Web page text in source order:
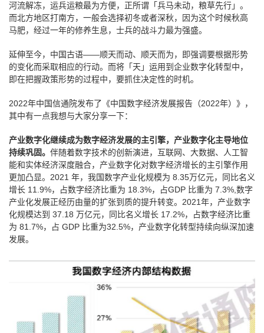
河流解冻，运兵运粮最为方便，正所谓「兵马未动，粮草先行」。
而北方地区打南方，一般会选择初冬或者深秋，因为这个时候秋高
马肥，经过一年的修养生息，士兵的战斗力最为强盛。
延伸至今，中国古语——顺天而动、顺天而为，即强调要根据形势
的变化而采取相应的行动。而将「天」运用到企业数字化转型中，
即在把握政策形势的过程中，要抓住决定性的时机。
2022年中国信通院发布了《中国数字经济发展报告（2022年）》，
其中有一点我想与大家分享一下：
产业数字化继续成为数字经济发展的主引擎，产业数字化主导地位
持续巩固。 伴随着数字技术的创新演进，互联网、大数据、人工智
能和实体经济深度融合，产业数字化对数字经济增长的主引擎作用
更加凸显。2021 年，我国数字产业化规模为 8.35万亿元，同比名义
增长 11.9%，占数字经济比重为 18.3%，占GDP 比重为 7.3%,数字
产业化发展正经历由量的扩张到质的提升转变。2021年，产业数字
化规模达到 37.18 万亿元，同比名义增长 17.2%，占数字经济比重
为 81.7%，占 GDP 比重为32.5%，产业数字化转型持续向纵深加速
发展。